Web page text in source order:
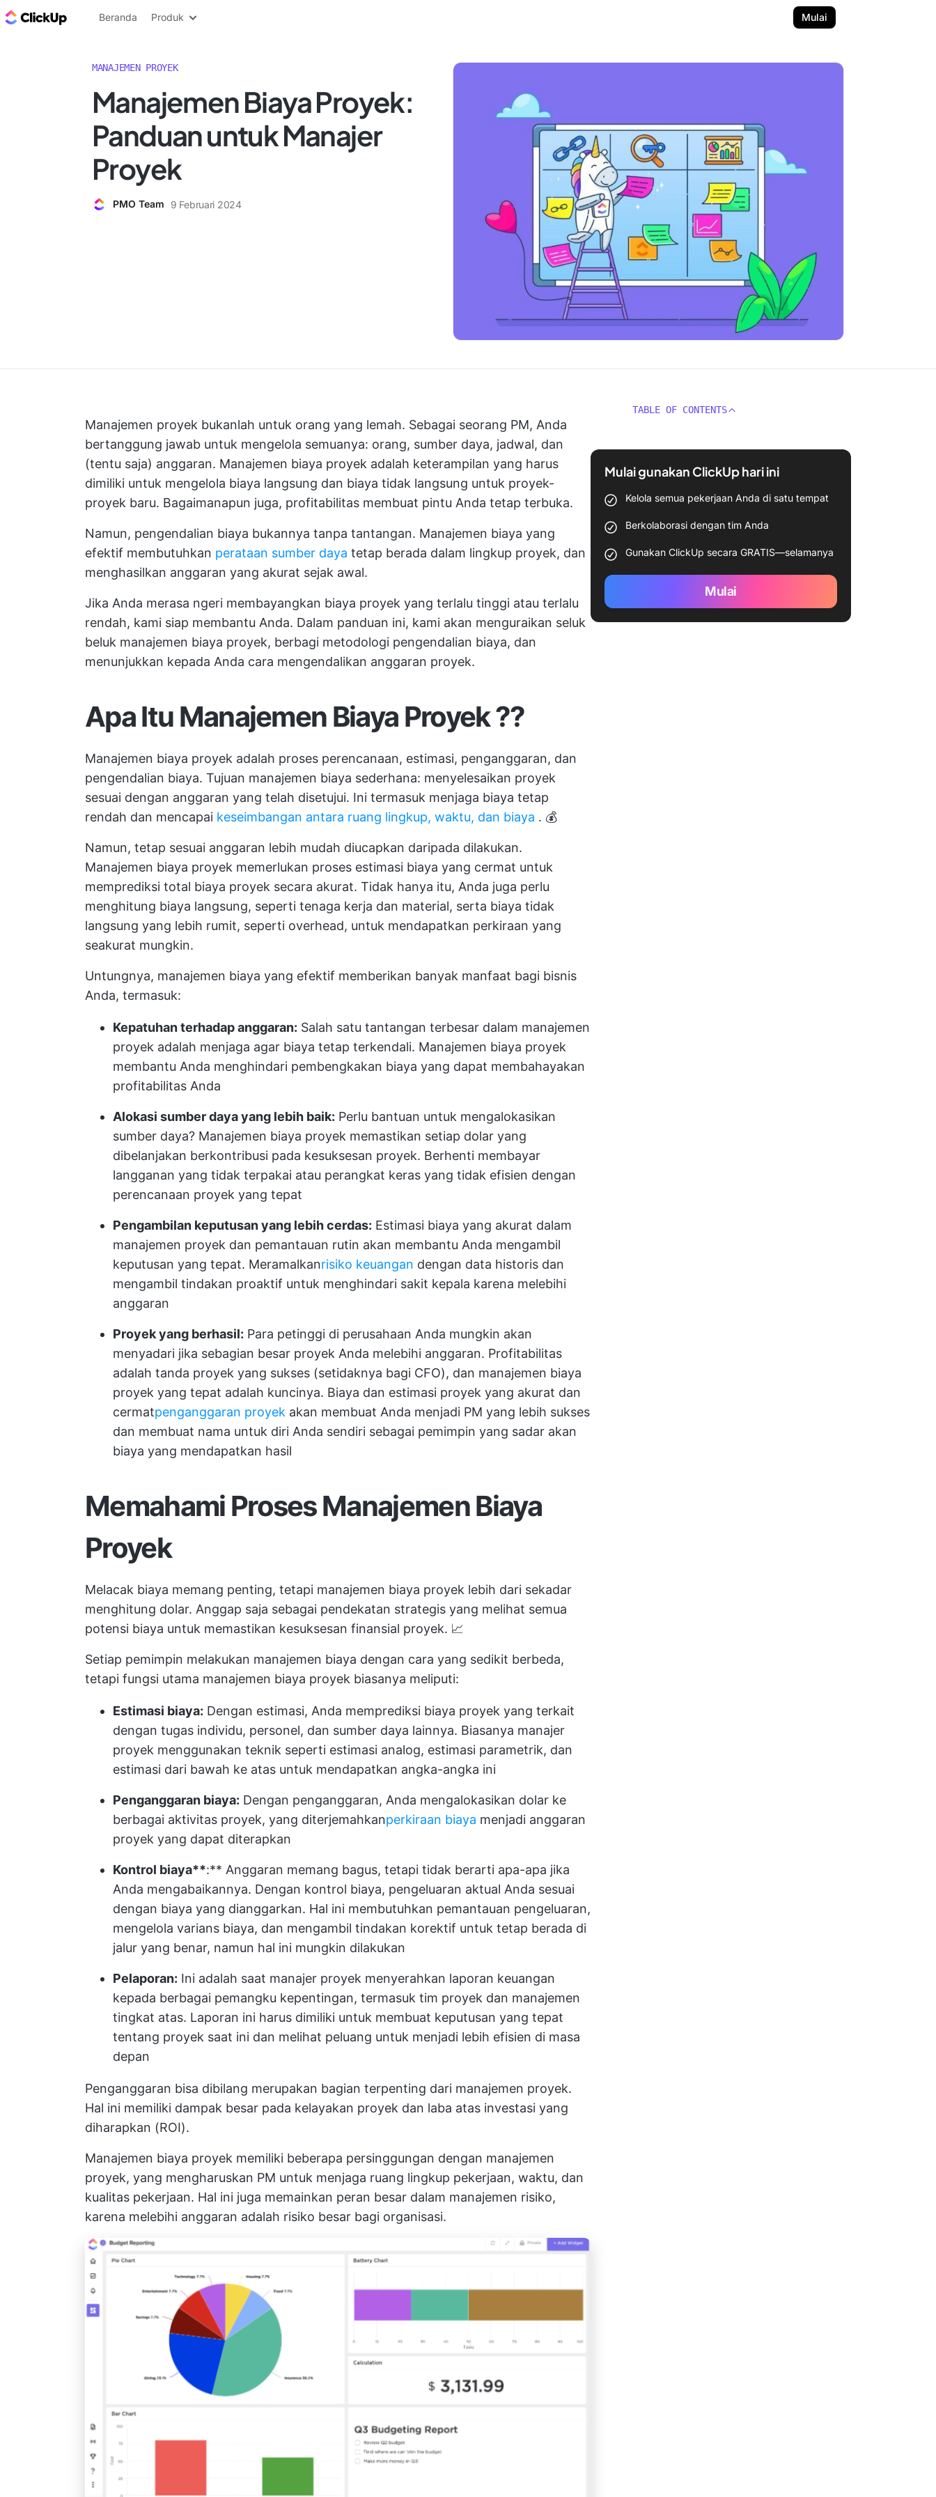
Blog ClickUp
Beranda Produk Mulai
MANAJEMEN PROYEK
Manajemen Biaya Proyek:
Panduan untuk Manajer
Proyek
PMO Team 9 Februari 2024
Manajemen proyek bukanlah untuk orang yang lemah. Sebagai seorang PM, Anda
bertanggung jawab untuk mengelola semuanya: orang, sumber daya, jadwal, dan
(tentu saja) anggaran. Manajemen biaya proyek adalah keterampilan yang harus
dimiliki untuk mengelola biaya langsung dan biaya tidak langsung untuk proyek-
proyek baru. Bagaimanapun juga, profitabilitas membuat pintu Anda tetap terbuka.
Namun, pengendalian biaya bukannya tanpa tantangan. Manajemen biaya yang
efektif membutuhkan perataan sumber daya tetap berada dalam lingkup proyek, dan
menghasilkan anggaran yang akurat sejak awal.
Jika Anda merasa ngeri membayangkan biaya proyek yang terlalu tinggi atau terlalu
rendah, kami siap membantu Anda. Dalam panduan ini, kami akan menguraikan seluk
beluk manajemen biaya proyek, berbagi metodologi pengendalian biaya, dan
menunjukkan kepada Anda cara mengendalikan anggaran proyek.
Apa Itu Manajemen Biaya Proyek??
Manajemen biaya proyek adalah proses perencanaan, estimasi, penganggaran, dan
pengendalian biaya. Tujuan manajemen biaya sederhana: menyelesaikan proyek
sesuai dengan anggaran yang telah disetujui. Ini termasuk menjaga biaya tetap
rendah dan mencapai keseimbangan antara ruang lingkup, waktu, dan biaya . 💰
Namun, tetap sesuai anggaran lebih mudah diucapkan daripada dilakukan.
Manajemen biaya proyek memerlukan proses estimasi biaya yang cermat untuk
memprediksi total biaya proyek secara akurat. Tidak hanya itu, Anda juga perlu
menghitung biaya langsung, seperti tenaga kerja dan material, serta biaya tidak
langsung yang lebih rumit, seperti overhead, untuk mendapatkan perkiraan yang
seakurat mungkin.
Untungnya, manajemen biaya yang efektif memberikan banyak manfaat bagi bisnis
Anda, termasuk:
Kepatuhan terhadap anggaran: Salah satu tantangan terbesar dalam manajemen
proyek adalah menjaga agar biaya tetap terkendali. Manajemen biaya proyek
membantu Anda menghindari pembengkakan biaya yang dapat membahayakan
profitabilitas Anda
Alokasi sumber daya yang lebih baik: Perlu bantuan untuk mengalokasikan
sumber daya? Manajemen biaya proyek memastikan setiap dolar yang
dibelanjakan berkontribusi pada kesuksesan proyek. Berhenti membayar
langganan yang tidak terpakai atau perangkat keras yang tidak efisien dengan
perencanaan proyek yang tepat
Pengambilan keputusan yang lebih cerdas: Estimasi biaya yang akurat dalam
manajemen proyek dan pemantauan rutin akan membantu Anda mengambil
keputusan yang tepat. Meramalkanrisiko keuangan dengan data historis dan
mengambil tindakan proaktif untuk menghindari sakit kepala karena melebihi
anggaran
Proyek yang berhasil: Para petinggi di perusahaan Anda mungkin akan
menyadari jika sebagian besar proyek Anda melebihi anggaran. Profitabilitas
adalah tanda proyek yang sukses (setidaknya bagi CFO), dan manajemen biaya
proyek yang tepat adalah kuncinya. Biaya dan estimasi proyek yang akurat dan
cermatpenganggaran proyek akan membuat Anda menjadi PM yang lebih sukses
dan membuat nama untuk diri Anda sendiri sebagai pemimpin yang sadar akan
biaya yang mendapatkan hasil
Memahami Proses Manajemen Biaya
Proyek
Melacak biaya memang penting, tetapi manajemen biaya proyek lebih dari sekadar
menghitung dolar. Anggap saja sebagai pendekatan strategis yang melihat semua
potensi biaya untuk memastikan kesuksesan finansial proyek. 📈
Setiap pemimpin melakukan manajemen biaya dengan cara yang sedikit berbeda,
tetapi fungsi utama manajemen biaya proyek biasanya meliputi:
Estimasi biaya: Dengan estimasi, Anda memprediksi biaya proyek yang terkait
dengan tugas individu, personel, dan sumber daya lainnya. Biasanya manajer
proyek menggunakan teknik seperti estimasi analog, estimasi parametrik, dan
estimasi dari bawah ke atas untuk mendapatkan angka-angka ini
Penganggaran biaya: Dengan penganggaran, Anda mengalokasikan dolar ke
berbagai aktivitas proyek, yang diterjemahkanperkiraan biaya menjadi anggaran
proyek yang dapat diterapkan
Kontrol biaya**:** Anggaran memang bagus, tetapi tidak berarti apa-apa jika
Anda mengabaikannya. Dengan kontrol biaya, pengeluaran aktual Anda sesuai
dengan biaya yang dianggarkan. Hal ini membutuhkan pemantauan pengeluaran,
mengelola varians biaya, dan mengambil tindakan korektif untuk tetap berada di
jalur yang benar, namun hal ini mungkin dilakukan
Pelaporan: Ini adalah saat manajer proyek menyerahkan laporan keuangan
kepada berbagai pemangku kepentingan, termasuk tim proyek dan manajemen
tingkat atas. Laporan ini harus dimiliki untuk membuat keputusan yang tepat
tentang proyek saat ini dan melihat peluang untuk menjadi lebih efisien di masa
depan
Penganggaran bisa dibilang merupakan bagian terpenting dari manajemen proyek.
Hal ini memiliki dampak besar pada kelayakan proyek dan laba atas investasi yang
diharapkan (ROI).
Manajemen biaya proyek memiliki beberapa persinggungan dengan manajemen
proyek, yang mengharuskan PM untuk menjaga ruang lingkup pekerjaan, waktu, dan
kualitas pekerjaan. Hal ini juga memainkan peran besar dalam manajemen risiko,
karena melebihi anggaran adalah risiko besar bagi organisasi.
TABLE OF CONTENTS
Mulai gunakan ClickUp hari ini
Kelola semua pekerjaan Anda di satu tempat
Berkolaborasi dengan tim Anda
Gunakan ClickUp secara GRATIS—selamanya
Mulai